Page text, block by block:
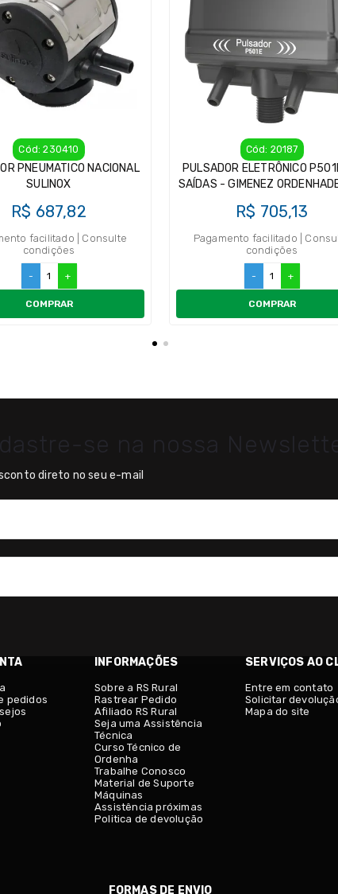
Cód: 230410
PNEUMATICO NACIONAL
SULINOX
R$ 687,82
facilitado | Consulte
condições
- +
COMPRAR
Cód: 20187
PULSADOR ELETRÔNICO
SAÍDAS - GIMENEZ
R$ 705,13
Pagamento facilitado |
condições
- +
COMPRAR
se na nossa Newsletter
direto no seu e-mail
pedidos
INFORMAÇÕES
Sobre a RS Rural
Rastrear Pedido
Afiliado RS Rural
Seja uma Assistência
Técnica
Curso Técnico de
Ordenha
Trabalhe Conosco
Material de Suporte
Máquinas
Assistência próximas
Politica de devolução
SERVIÇOS AO
Entre em contato
Solicitar
Mapa do site
FORMAS DE ENVIO